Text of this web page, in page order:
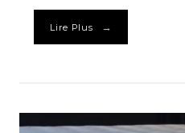
Lire Plus →